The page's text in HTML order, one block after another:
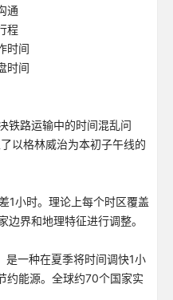
通
程
时间
时间
铁路运输中的时间混乱问
以格林威治为本初子午线的
1小时。理论上每个时区覆盖
界和地理特征进行调整。
一种在夏季将时间调快1小
约能源。全球约70个国家实